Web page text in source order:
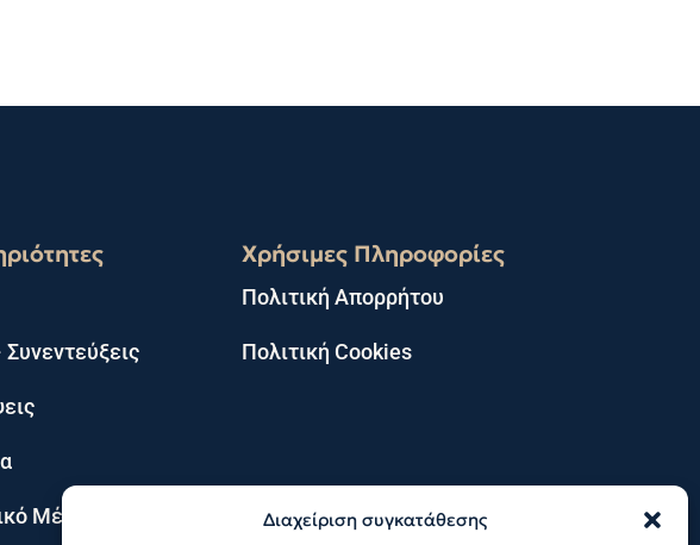
Διαχείριση συγκατάθεσης
Μέγαρο
Χρήσιμες Πληροφορίες
Πολιτική Απορρήτου
Πολιτική Cookies